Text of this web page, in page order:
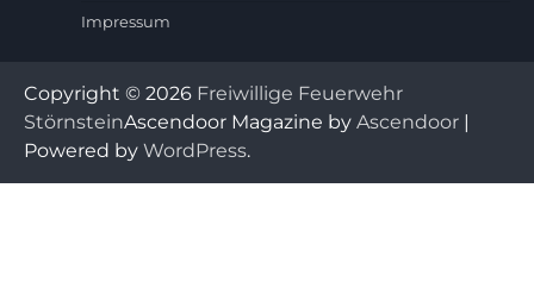
Impressum
Copyright © 2026 Freiwillige Feuerwehr
StörnsteinAscendoor Magazine by Ascendoor |
Powered by WordPress.